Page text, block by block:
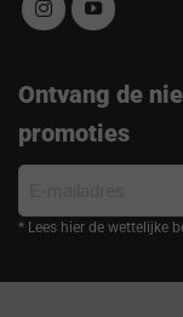
Ontvang de
promoties
mailadres
* Lees hier de wettelijke